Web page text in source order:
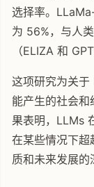
选择率。
为 56%，与人
（ELIZA 和
这项研究为关
能产生的社会
果表明，LLMs
在某些情况下超
质和未来发展的